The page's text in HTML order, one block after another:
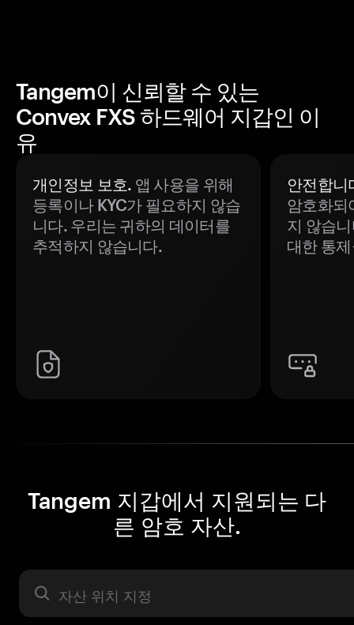
Tangem이 신뢰할 수 있는
Convex FXS 하드웨어 지갑인 이
유
개인정보 보호. 앱 사용을 위해
등록이나 KYC가 필요하지 않습
니다. 우리는 귀하의 데이터를
추적하지 않습니다.
안전합니
암호화되
지 않습
대한 통
Tangem 지갑에서 지원되는 다
른 암호 자산.
자산 라벨